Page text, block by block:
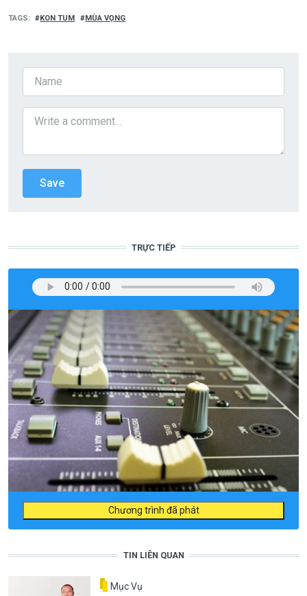
TAGS KON TUM MÙA VỌNG
TRỰC TIẾP
Chương trình đã phát
TIN LIÊN QUAN
Mục Vụ